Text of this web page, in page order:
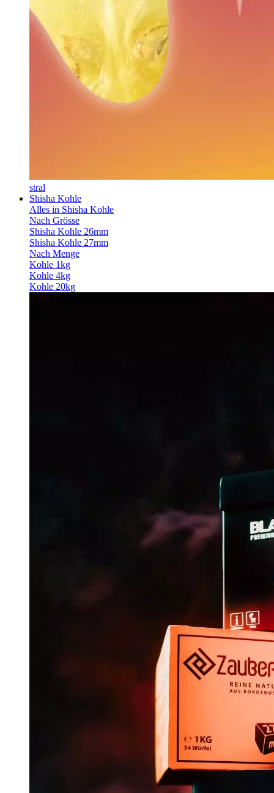
stral
Shisha Kohle
Alles in Shisha Kohle
Nach Grösse
Shisha Kohle 26mm
Shisha Kohle 27mm
Nach Menge
Kohle 1kg
Kohle 4kg
Kohle 20kg